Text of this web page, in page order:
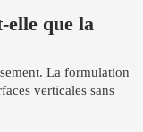
que la
La formulation
verticales sans